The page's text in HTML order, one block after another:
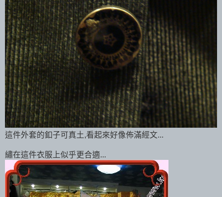
這件外套的釦子可真土,看起來好像佈滿經文...
繡在這件衣服上似乎更合適...